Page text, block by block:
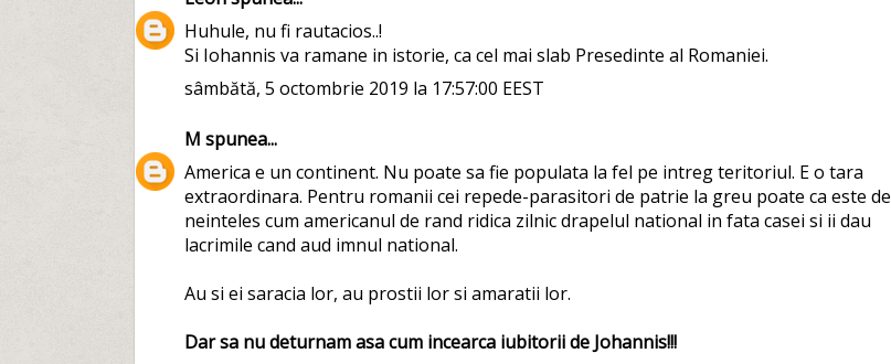
Huhule, nu fi rautacios..!
Si Iohannis va ramane in istorie, ca cel mai slab Presedinte al Romaniei.
sâmbătă, 5 octombrie 2019 la 17:57:00 EEST
M spunea...
America e un continent. Nu poate sa fie populata la fel pe intreg teritoriul. E o tara
extraordinara. Pentru romanii cei repede-parasitori de patrie la greu poate ca este de
neinteles cum americanul de rand ridica zilnic drapelul national in fata casei si ii dau
lacrimile cand aud imnul national.
Au si ei saracia lor, au prostii lor si amaratii lor.
Dar sa nu deturnam asa cum incearca iubitorii de Johannis!!!